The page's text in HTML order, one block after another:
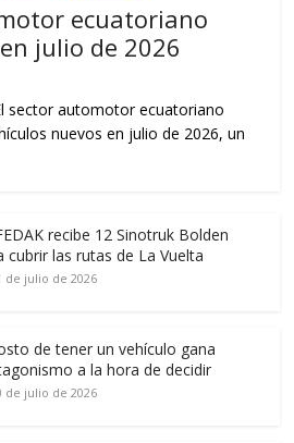
ecuatoriano
julio de 2026
sector automotor ecuatoriano
nuevos en julio de 2026, un
recibe 12 Sinotruk Bolden
cubrir las rutas de La Vuelta
de julio de 2026
de tener un vehículo gana
a la hora de decidir
de julio de 2026